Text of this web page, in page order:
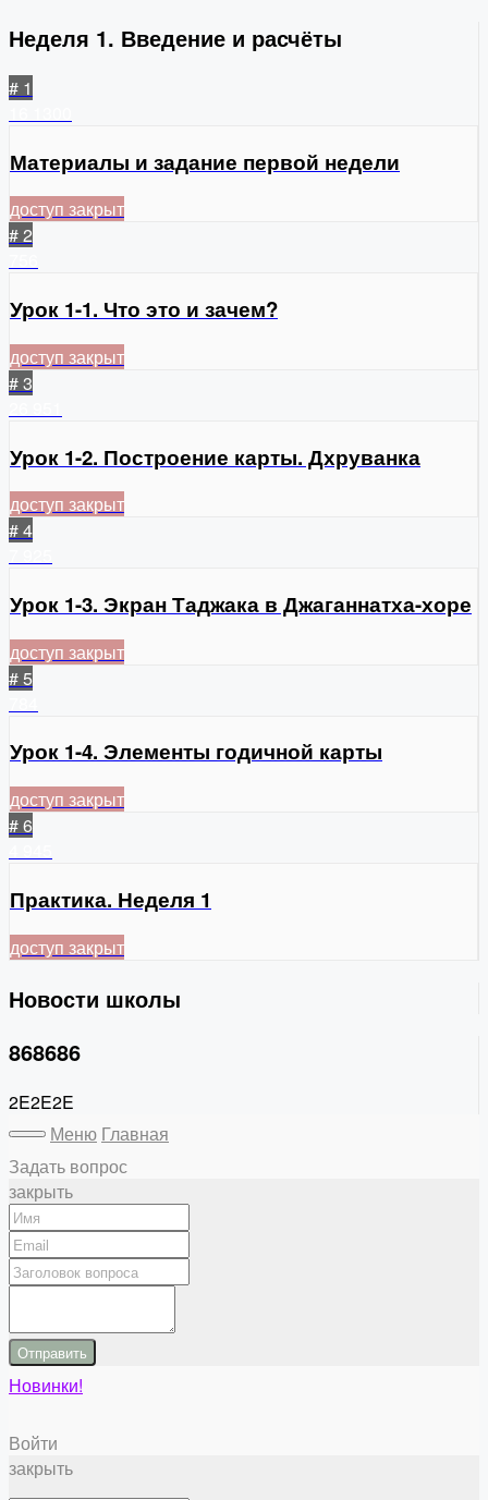
Неделя 1. Введение и расчёты
# 1
Материалы и задание первой недели
доступ закрыт
# 2
Урок 1-1. Что это и зачем?
доступ закрыт
# 3
Урок 1-2. Построение карты. Дхруванка
доступ закрыт
# 4
Урок 1-3. Экран Таджака в Джаганнатха-хоре
доступ закрыт
# 5
Урок 1-4. Элементы годичной карты
доступ закрыт
# 6
Практика. Неделя 1
доступ закрыт
Новости школы
868686
2E2E2E
Меню Главная
Задать вопрос
закрыть
Отправить
Новинки!
Войти
закрыть